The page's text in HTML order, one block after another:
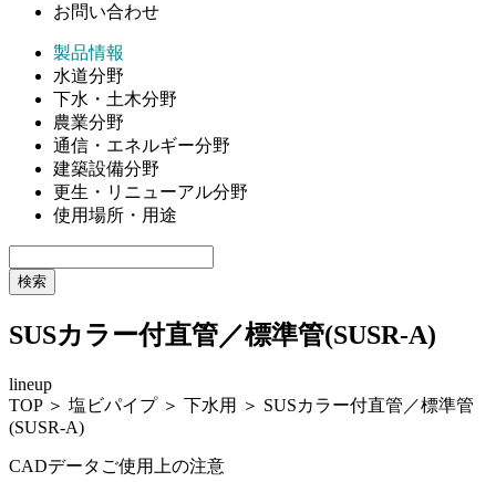
お問い合わせ
製品情報
水道分野
下水・土木分野
農業分野
通信・エネルギー分野
建築設備分野
更生・リニューアル分野
使用場所・用途
SUSカラー付直管／標準管(SUSR-A)
lineup
TOP＞ 塩ビパイプ＞ 下水用
＞ SUSカラー付直管／標準管
(SUSR-A)
CADデータご使用上の注意